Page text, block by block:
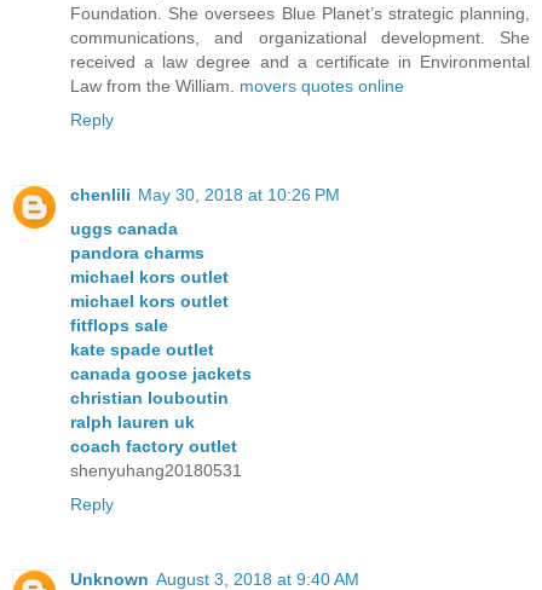
Foundation. She oversees Blue Planet’s strategic planning,
communications, and organizational development. She
received a law degree and a certificate in Environmental
Law from the William. movers quotes online
Reply
chenlili May 30, 2018 at 10:26 PM
uggs canada
pandora charms
michael kors outlet
michael kors outlet
fitflops sale
kate spade outlet
canada goose jackets
christian louboutin
ralph lauren uk
coach factory outlet
shenyuhang20180531
Reply
Unknown August 3, 2018 at 9:40 AM